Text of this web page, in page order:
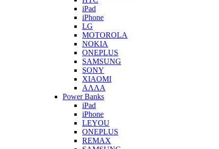
iPad
iPhone
LG
MOTOROLA
NOKIA
ONEPLUS
SAMSUNG
SONY
XIAOMI
ΑΛΛΑ
Power Banks
iPad
iPhone
LEYOU
ONEPLUS
REMAX